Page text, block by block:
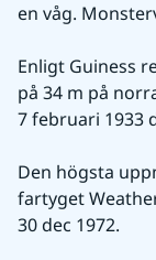
en våg.
Enligt Guiness
på 34 m på
7 februari 1933
Den högsta
fartyget
30 dec 1972.